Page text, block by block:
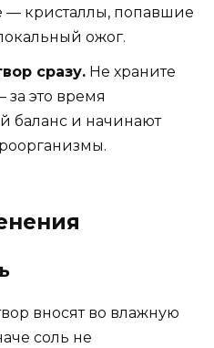
— кристаллы, попавшие
ожог.
сразу. Не храните
за это время
баланс и начинают
вносят во влажную
соль не